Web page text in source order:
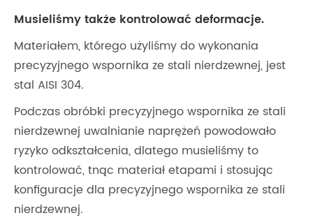
Musieliśmy także kontrolować deformacje.
Materiałem, którego użyliśmy do wykonania
precyzyjnego wspornika ze stali nierdzewnej, jest
stal AISI 304.
Podczas obróbki precyzyjnego wspornika ze stali
nierdzewnej uwalnianie naprężeń powodowało
ryzyko odkształcenia, dlatego musieliśmy to
kontrolować, tnąc materiał etapami i stosując
konfiguracje dla precyzyjnego wspornika ze stali
nierdzewnej.